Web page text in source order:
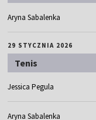
Aryna Sabalenka
29 STYCZNIA 2026
Tenis
Jessica Pegula
Aryna Sabalenka